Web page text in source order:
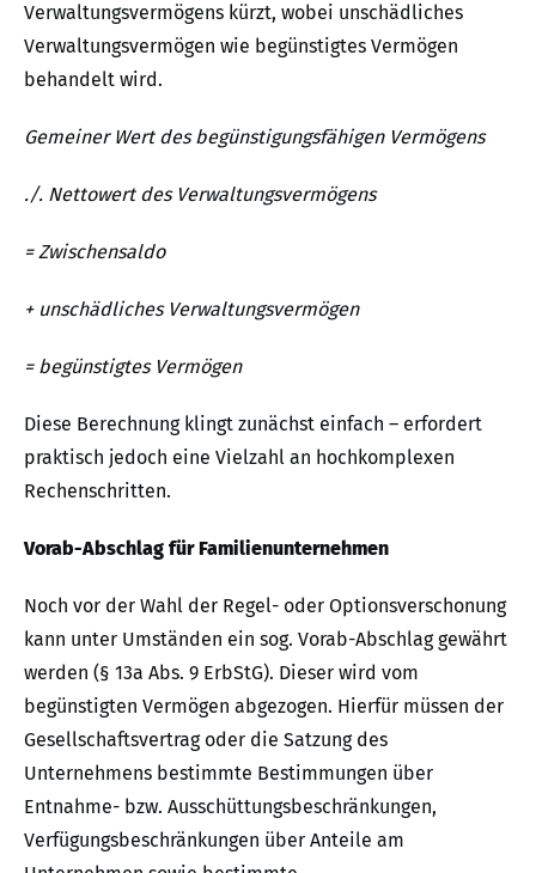
Verwaltungsvermögens kürzt, wobei unschädliches
Verwaltungsvermögen wie begünstigtes Vermögen
behandelt wird.
Gemeiner Wert des begünstigungsfähigen Vermögens
./. Nettowert des Verwaltungsvermögens
= Zwischensaldo
+ unschädliches Verwaltungsvermögen
= begünstigtes Vermögen
Diese Berechnung klingt zunächst einfach – erfordert
praktisch jedoch eine Vielzahl an hochkomplexen
Rechenschritten.
Vorab-Abschlag für Familienunternehmen
Noch vor der Wahl der Regel- oder Optionsverschonung
kann unter Umständen ein sog. Vorab-Abschlag gewährt
werden (§ 13a Abs. 9 ErbStG). Dieser wird vom
begünstigten Vermögen abgezogen. Hierfür müssen der
Gesellschaftsvertrag oder die Satzung des
Unternehmens bestimmte Bestimmungen über
Entnahme- bzw. Ausschüttungsbeschränkungen,
Verfügungsbeschränkungen über Anteile am